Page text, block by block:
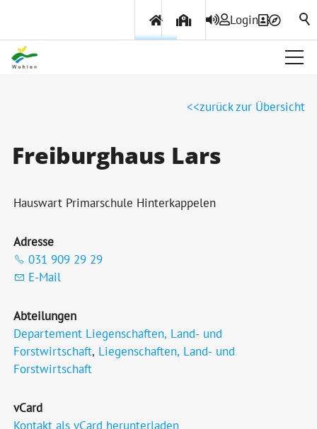
Login
Politik & Verwaltung
Themen & Services
zurück zur Übersicht
Freiburghaus Lars
Hauswart Primarschule Hinterkappelen
Adresse
031 909 29 29
E-Mail
Abteilungen
Departement Liegenschaften, Land- und
Forstwirtschaft, Liegenschaften, Land- und
Forstwirtschaft
vCard
Kontakt als vCard herunterladen